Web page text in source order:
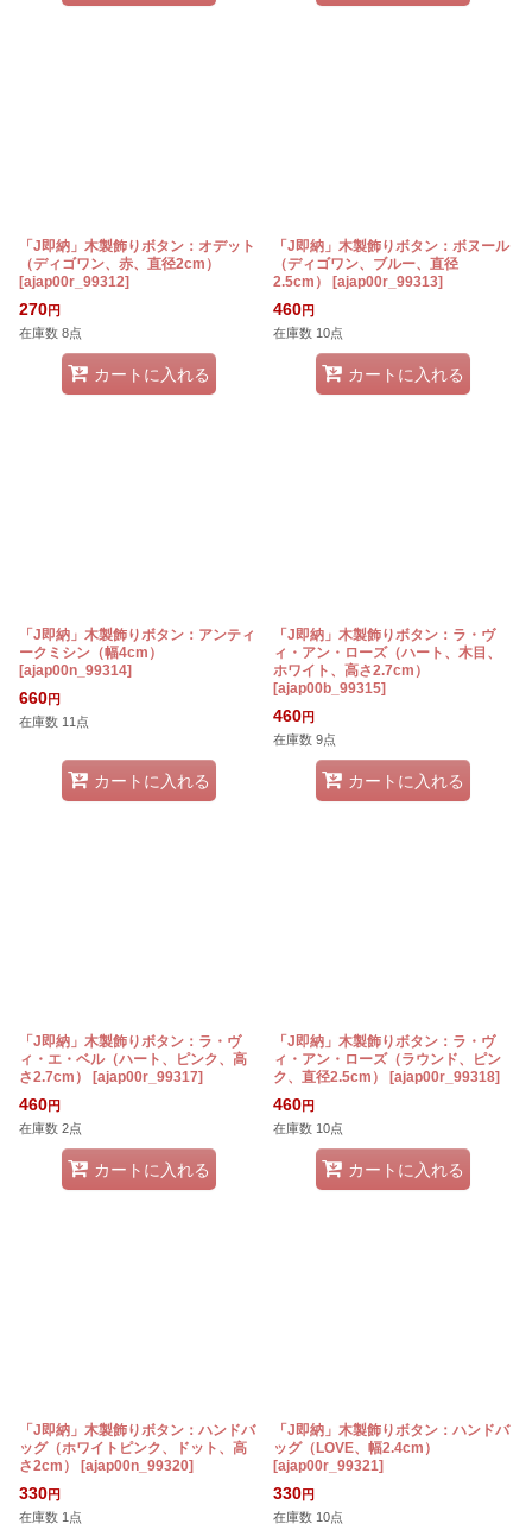
「J即納」木製飾りボタン：オデット
（ディゴワン、赤、直径2cm）
[ajap00r_99312]
270円
在庫数 8点
カートに入れる
「J即納」木製飾りボタン：ボヌール
（ディゴワン、ブルー、直径
2.5cm）
[ajap00r_99313]
460円
在庫数 10点
カートに入れる
「J即納」木製飾りボタン：アンティ
ークミシン（幅4cm）
[ajap00n_99314]
660円
在庫数 11点
カートに入れる
「J即納」木製飾りボタン：ラ・ヴ
ィ・アン・ローズ（ハート、木目、
ホワイト、高さ2.7cm）
[ajap00b_99315]
460円
在庫数 9点
カートに入れる
「J即納」木製飾りボタン：ラ・ヴ
ィ・エ・ベル（ハート、ピンク、高
さ2.7cm）
[ajap00r_99317]
460円
在庫数 2点
カートに入れる
「J即納」木製飾りボタン：ラ・ヴ
ィ・アン・ローズ（ラウンド、ピン
ク、直径2.5cm）
[ajap00r_99318]
460円
在庫数 10点
カートに入れる
「J即納」木製飾りボタン：ハンドバ
ッグ（ホワイトピンク、ドット、高
さ2cm）
[ajap00n_99320]
330円
在庫数 1点
「J即納」木製飾りボタン：ハンドバ
ッグ（LOVE、幅2.4cm）
[ajap00r_99321]
330円
在庫数 10点